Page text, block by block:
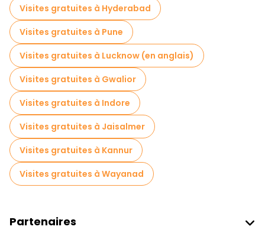
Visites gratuites à Hyderabad
Visites gratuites à Pune
Visites gratuites à Lucknow (en anglais)
Visites gratuites à Gwalior
Visites gratuites à Indore
Visites gratuites à Jaisalmer
Visites gratuites à Kannur
Visites gratuites à Wayanad
Partenaires